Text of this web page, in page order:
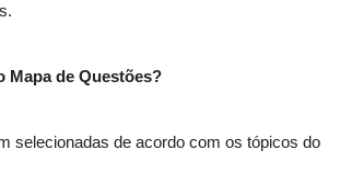
Mapa de Questões?
selecionadas de acordo com os tópicos do